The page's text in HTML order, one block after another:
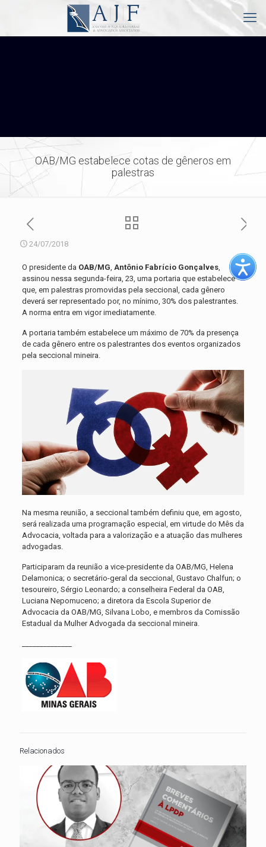
OAB/MG estabelece cotas de gêneros em
palestras
24/07/2018
O presidente da OAB/MG, Antônio Fabrício Gonçalves,
assinou nessa segunda-feira, 23, uma portaria que estabelece
que, em palestras promovidas pela seccional, cada gênero
deverá ser representado por, no mínimo, 30% dos palestrantes.
A norma entra em vigor imediatamente.
A portaria também estabelece um máximo de 70% da presença
de cada gênero entre os palestrantes dos eventos organizados
pela seccional mineira.
Na mesma reunião, a seccional também definiu que, em agosto,
será realizada uma programação especial, em virtude do Mês da
Advocacia, voltada para a valorização e a atuação das mulheres
advogadas.
Participaram da reunião a vice-presidente da OAB/MG, Helena
Delamonica; o secretário-geral da seccional, Gustavo Chalfun; o
tesoureiro, Sérgio Leonardo; a conselheira Federal da OAB,
Luciana Nepomuceno; a diretora da Escola Superior de
Advocacia da OAB/MG, Silvana Lobo, e membros da Comissão
Estadual da Mulher Advogada da seccional mineira.
Relacionados